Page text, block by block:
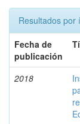
Resultados por
Fecha de
publicación
2018